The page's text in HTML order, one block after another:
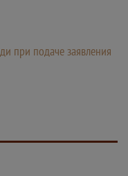
при подаче заявления